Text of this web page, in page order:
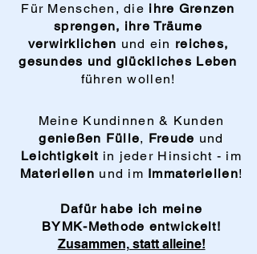
Für Menschen, die ihre Grenzen
sprengen, ihre Träume
verwirklichen und ein reiches,
gesundes und glückliches Leben
führen wollen!
Meine Kundinnen & Kunden
genießen Fülle, Freude und
Leichtigkeit in jeder Hinsicht - im
Materiellen und im Immateriellen!
Dafür habe ich meine
BYMK-Methode entwickelt!
Zusammen, statt alleine!